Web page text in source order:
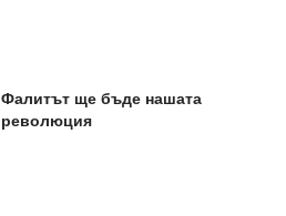
Фалитът ще бъде нашата
революция